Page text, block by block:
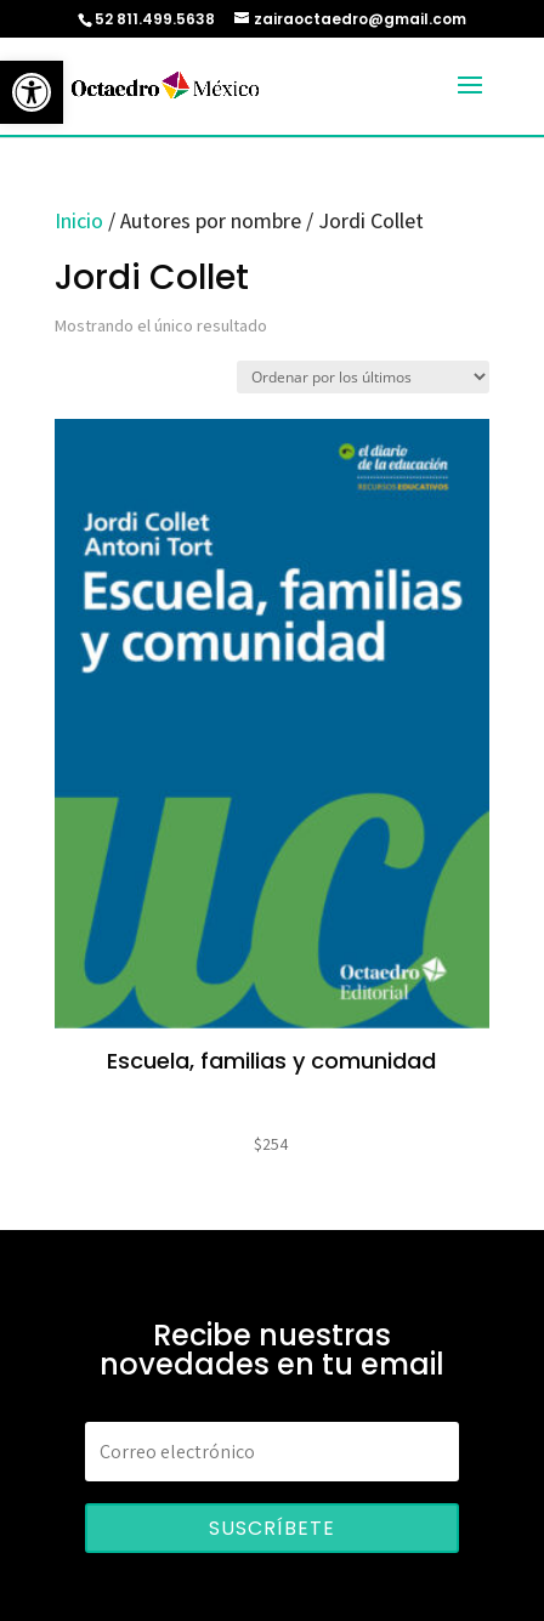
Abrir barra de herramientas
52 811.499.5638 zairaoctaedro@gmail.com
Inicio / Autores por nombre / Jordi Collet
Jordi Collet
Mostrando el único resultado
Escuela, familias y comunidad
$254
Recibe nuestras
novedades en tu email
SUSCRÍBETE